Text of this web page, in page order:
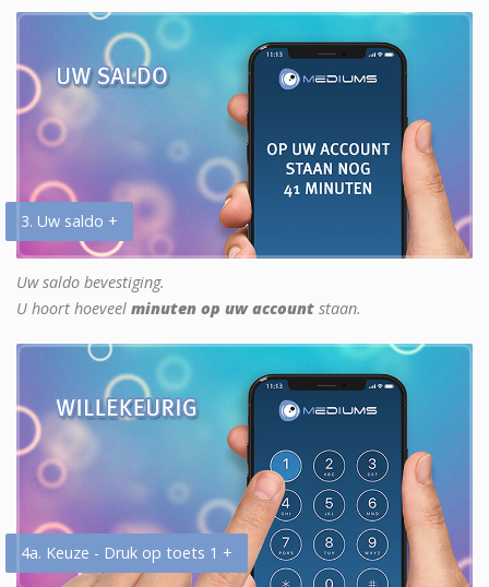
3. Uw saldo +
Uw saldo bevestiging.
U hoort hoeveel minuten op uw account staan.
4a. Keuze - Druk op toets 1 +